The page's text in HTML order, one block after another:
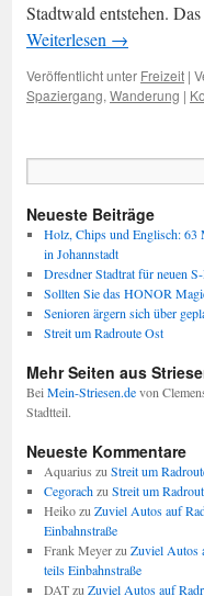
Stadtwald entstehen.
Weiterlesen →
Veröffentlicht unter Freizeit |
Spaziergang, Wanderung |
Neueste Beiträge
Holz, Chips und Englisch: 63
in Johannstadt
Dresdner Stadtrat für neuen
Sollten Sie das HONOR
Senioren ärgern sich über
Streit um Radroute Ost
Mehr Seiten aus
Bei Mein-Striesen.devon
Stadtteil.
Neueste Kommentare
Aquarius zu Streit um
Cegorachzu Streit um
Heikozu Zuviel Autos auf
Einbahnstraße
Frank Meyerzu Zuviel Autos
teils Einbahnstraße
DATzu Zuviel Autos auf